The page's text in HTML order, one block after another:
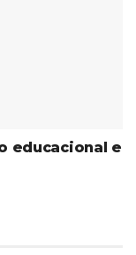
educacional e